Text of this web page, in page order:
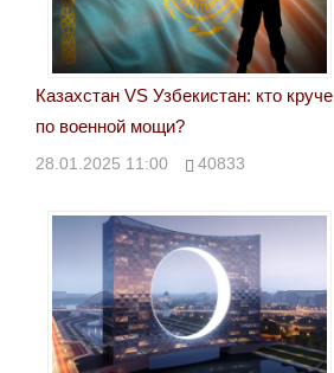
Казахстан VS Узбекистан: кто круче
по военной мощи?
28.01.2025 11:00 40833